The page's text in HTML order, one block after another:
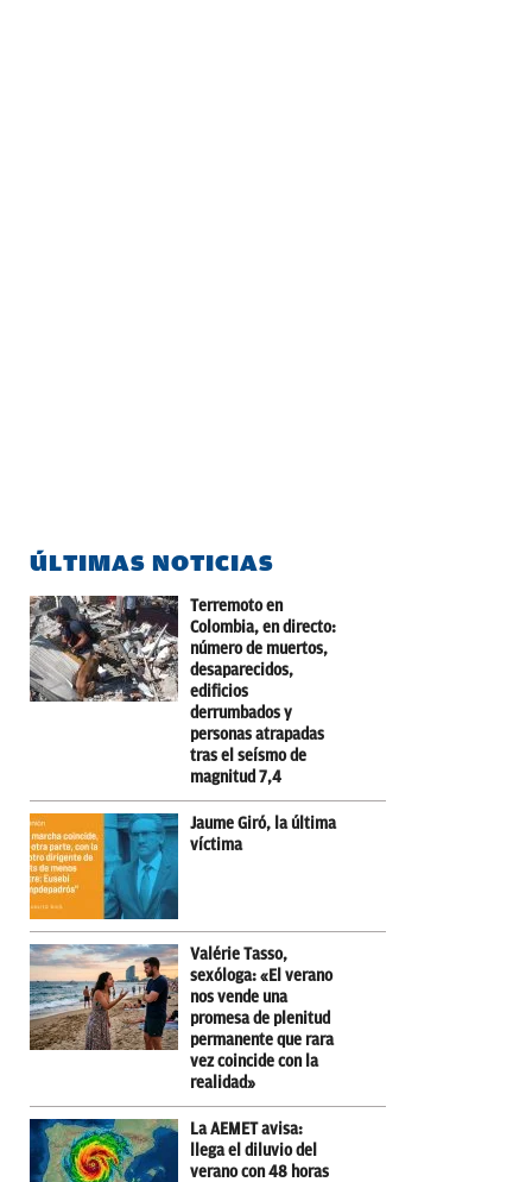
ÚLTIMAS NOTICIAS
Terremoto en
Colombia, en directo:
número de muertos,
desaparecidos,
edificios
derrumbados y
personas atrapadas
tras el seísmo de
magnitud 7,4
Jaume Giró, la última
víctima
Valérie Tasso,
sexóloga: «El verano
nos vende una
promesa de plenitud
permanente que rara
vez coincide con la
realidad»
La AEMET avisa:
llega el diluvio del
verano con 48 horas